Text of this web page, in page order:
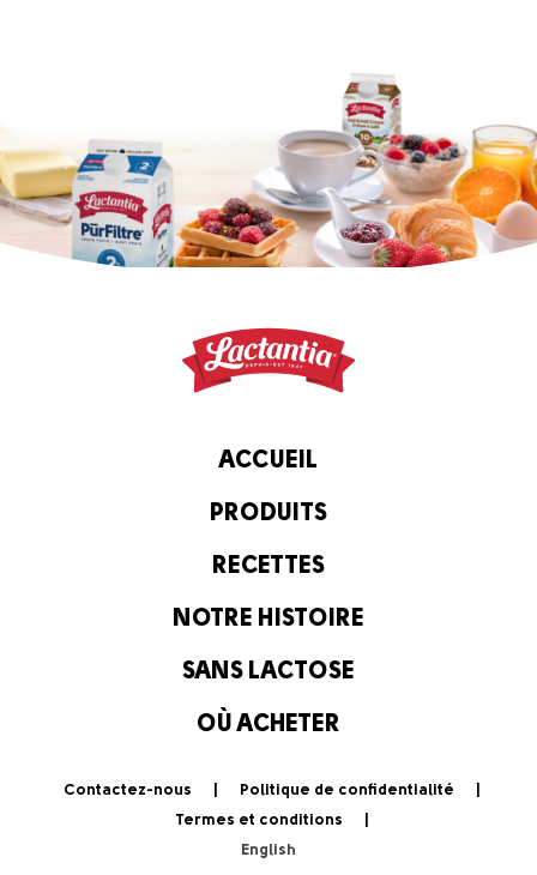
ACCUEIL
PRODUITS
RECETTES
NOTRE HISTOIRE
SANS LACTOSE
OÙ ACHETER
Contactez-nous
Politique de confidentialité
Termes et conditions